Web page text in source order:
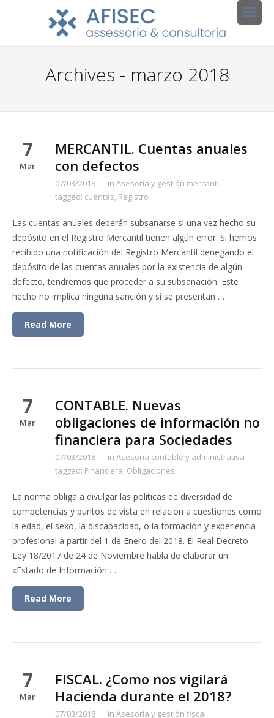
Archives - marzo 2018
7
Mar
MERCANTIL. Cuentas anuales
con defectos
07/03/2018 in Asesoría y gestión mercantil
tagged: cuentas, Registro
Las cuentas anuales deberán subsanarse si una vez hecho su
depósito en el Registro Mercantil tienen algún error. Si hemos
recibido una notificación del Registro Mercantil denegando el
depósito de las cuentas anuales por la existencia de algún
defecto, tendremos que proceder a su subsanación. Este
hecho no implica ninguna sanción y si se presentan …
Read More
7
Mar
CONTABLE. Nuevas
obligaciones de información no
financiera para Sociedades
07/03/2018 in Asesoría contable y administrativa
tagged: Financiera, Obligaciones
La norma obliga a divulgar las políticas de diversidad de
competencias y puntos de vista en relación a cuestiones como
la edad, el sexo, la discapacidad, o la formación y experiencia
profesional a partir del 1 de Enero del 2018. El Real Decreto-
Ley 18/2017 de 24 de Noviembre habla de elaborar un
«Estado de Información …
Read More
7
Mar
FISCAL. ¿Como nos vigilará
Hacienda durante el 2018?
07/03/2018 in Asesoría y gestión fiscal